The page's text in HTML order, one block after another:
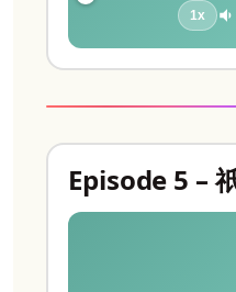
1x
Episode 5 –